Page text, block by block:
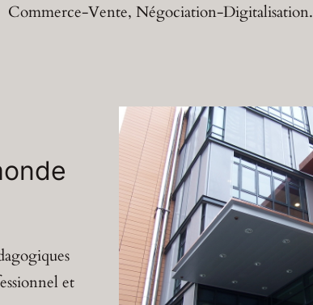
Commerce-Vente, Négociation-Digitalisation.
et